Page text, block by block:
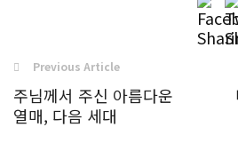
Previous Article
주님께서 주신 아름다운
열매, 다음 세대